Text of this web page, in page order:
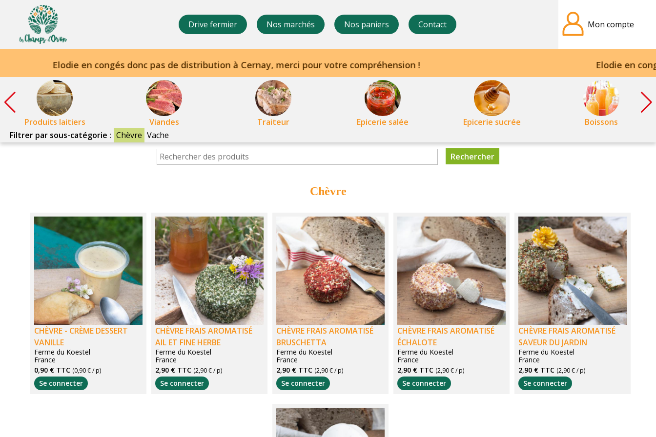
Drive fermier Nos marchés Nos paniers Contact Mon compte
Elodie en
Produits laitiers Viandes Traiteur Epicerie salée Epicerie sucrée
Boissons
Filtrer par sous-catégorie : Chèvre Vache
Chèvre
CHÈVRE - CRÈME DESSERT
VANILLE
Ferme du Koestel
France
0,90 € TTC (0,90 € / p)
Se connecter
CHÈVRE FRAIS AROMATISÉ
AIL ET FINE HERBE
Ferme du Koestel
France
2,90 € TTC (2,90 € / p)
Se connecter
CHÈVRE FRAIS AROMATISÉ
BRUSCHETTA
Ferme du Koestel
France
2,90 € TTC (2,90 € / p)
Se connecter
CHÈVRE FRAIS AROMATISÉ
ÉCHALOTE
Ferme du Koestel
France
2,90 € TTC (2,90 € / p)
Se connecter
CHÈVRE FRAIS AROMATISÉ
SAVEUR DU JARDIN
Ferme du Koestel
France
2,90 € TTC (2,90 € / p)
Se connecter